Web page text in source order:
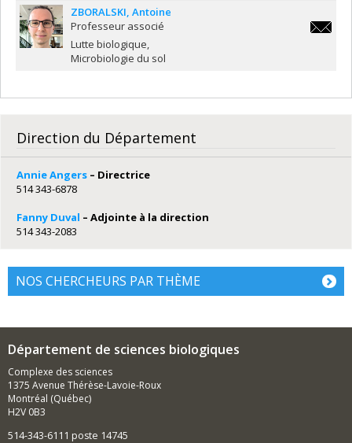
ZBORALSKI Antoine
Professeur associé
Lutte biologique
Microbiologie du sol
Direction du Département
Annie Angers – Directrice
514 343-6878
Fanny Duval – Adjointe à la direction
514 343-2083
NOS CHERCHEURS PAR THÈME
Département de sciences biologiques
Complexe des sciences
1375 Avenue Thérèse-Lavoie-Roux
Montréal (Québec)
H2V 0B3
514-343-6111 poste 14745